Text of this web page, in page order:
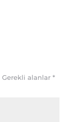
Gerekli alanlar *